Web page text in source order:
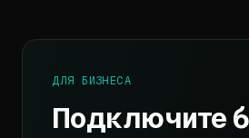
ДЛЯ БИЗНЕСА
Подключите